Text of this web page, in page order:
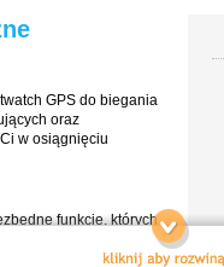
GPS do biegania
oraz
w osiągnięciu
funkcje, których